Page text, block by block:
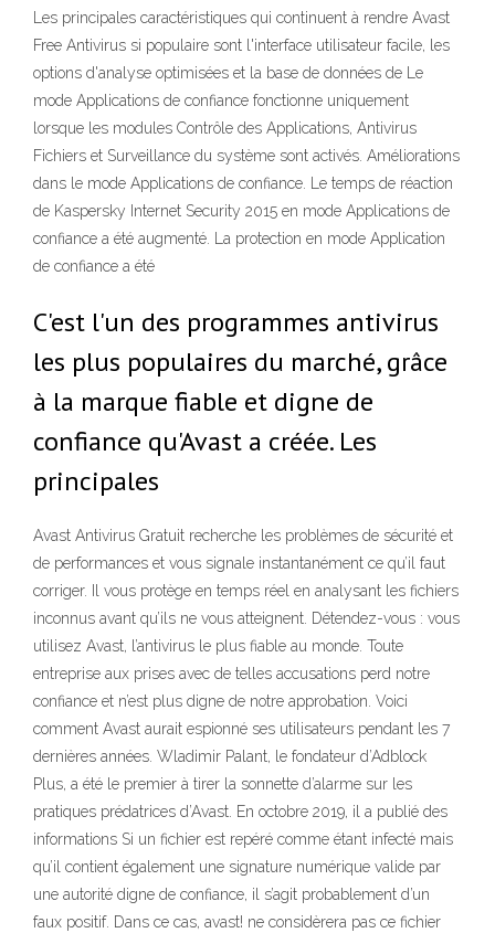
Les principales caractéristiques qui continuent à rendre Avast
Free Antivirus si populaire sont l'interface utilisateur facile, les
options d'analyse optimisées et la base de données de Le
mode Applications de confiance fonctionne uniquement
lorsque les modules Contrôle des Applications, Antivirus
Fichiers et Surveillance du système sont activés. Améliorations
dans le mode Applications de confiance. Le temps de réaction
de Kaspersky Internet Security 2015 en mode Applications de
confiance a été augmenté. La protection en mode Application
de confiance a été
C'est l'un des programmes antivirus
les plus populaires du marché, grâce
à la marque fiable et digne de
confiance qu'Avast a créée. Les
principales
Avast Antivirus Gratuit recherche les problèmes de sécurité et
de performances et vous signale instantanément ce qu’il faut
corriger. Il vous protège en temps réel en analysant les fichiers
inconnus avant qu’ils ne vous atteignent. Détendez-vous : vous
utilisez Avast, l’antivirus le plus fiable au monde. Toute
entreprise aux prises avec de telles accusations perd notre
confiance et n’est plus digne de notre approbation. Voici
comment Avast aurait espionné ses utilisateurs pendant les 7
dernières années. Wladimir Palant, le fondateur d’Adblock
Plus, a été le premier à tirer la sonnette d’alarme sur les
pratiques prédatrices d’Avast. En octobre 2019, il a publié des
informations Si un fichier est repéré comme étant infecté mais
qu’il contient également une signature numérique valide par
une autorité digne de confiance, il s’agit probablement d’un
faux positif. Dans ce cas, avast! ne considèrera pas ce fichier